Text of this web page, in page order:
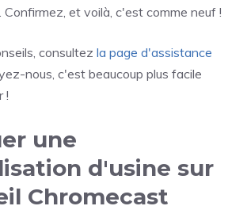
Confirmez, et voilà, c'est comme neuf !
consultez la page d'assistance
nous, c'est beaucoup plus facile
!
une
d'usine sur
Chromecast